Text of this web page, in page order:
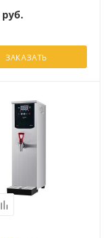
руб.
ЗАКАЗАТЬ